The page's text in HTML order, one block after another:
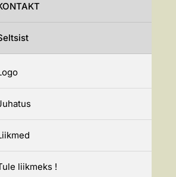
liikmeks !